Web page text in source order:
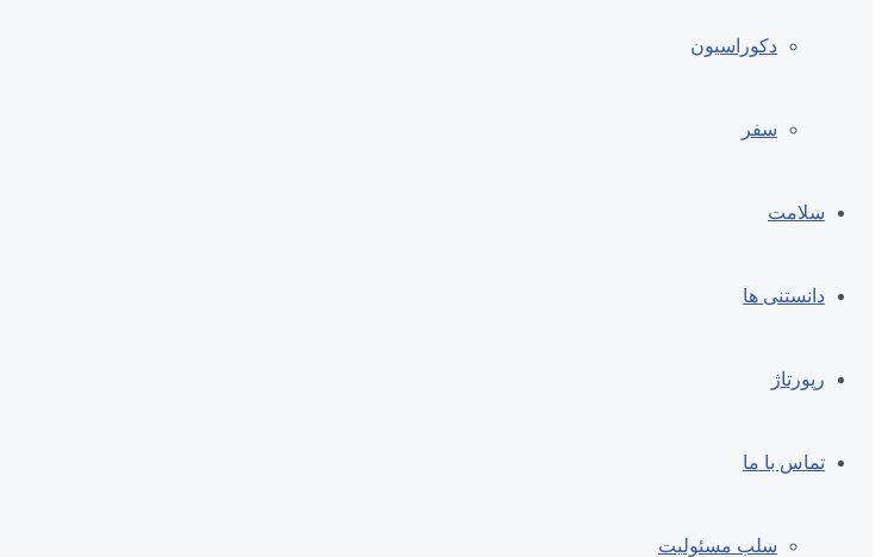
دکوراسیون
سفر
سلامت
دانستنی ها
رپورتاژ
تماس با ما
سلب مسئولیت